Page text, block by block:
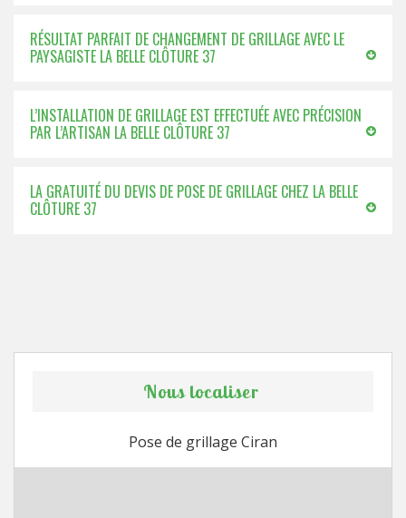
RÉSULTAT PARFAIT DE CHANGEMENT DE GRILLAGE AVEC LE
PAYSAGISTE LA BELLE CLÔTURE 37
L’INSTALLATION DE GRILLAGE EST EFFECTUÉE AVEC PRÉCISION
PAR L’ARTISAN LA BELLE CLÔTURE 37
LA GRATUITÉ DU DEVIS DE POSE DE GRILLAGE CHEZ LA BELLE
CLÔTURE 37
Nous localiser
Pose de grillage Ciran